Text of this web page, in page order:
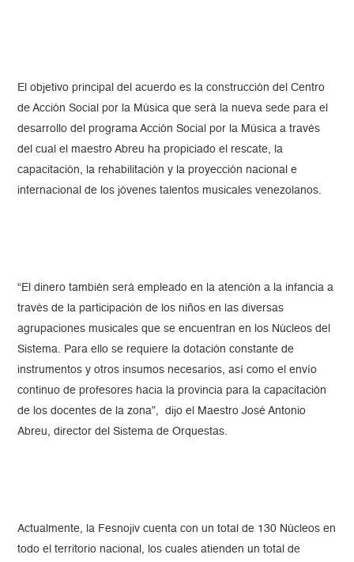
El objetivo principal del acuerdo es la construcción del Centro
de Acción Social por la Música que será la nueva sede para el
desarrollo del programa Acción Social por la Música a través
del cual el maestro Abreu ha propiciado el rescate, la
capacitación, la rehabilitación y la proyección nacional e
internacional de los jóvenes talentos musicales venezolanos.
“El dinero también será empleado en la atención a la infancia a
través de la participación de los niños en las diversas
agrupaciones musicales que se encuentran en los Núcleos del
Sistema. Para ello se requiere la dotación constante de
instrumentos y otros insumos necesarios, así como el envío
continuo de profesores hacia la provincia para la capacitación
de los docentes de la zona”, dijo el Maestro José Antonio
Abreu, director del Sistema de Orquestas.
Actualmente, la Fesnojiv cuenta con un total de 130 Núcleos en
todo el territorio nacional, los cuales atienden un total de